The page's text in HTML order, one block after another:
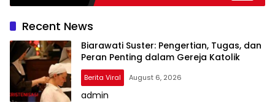
Recent News
Biarawati Suster: Pengertian, Tugas, dan
Peran Penting dalam Gereja Katolik
Berita Viral August 6, 2026
admin